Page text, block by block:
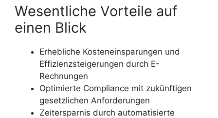
Wesentliche Vorteile auf
einen Blick
Erhebliche Kosteneinsparungen und
Effizienzsteigerungen durch E-
Rechnungen
Optimierte Compliance mit zukünftigen
gesetzlichen Anforderungen
Zeitersparnis durch automatisierte